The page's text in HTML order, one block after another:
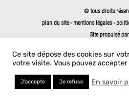
© tous droits
plan du site-mentions légales -
Site propulsé par
Ce site dépose des cookies sur
votre visite. Vous pouvez
J'accepte Je refuse En savoir